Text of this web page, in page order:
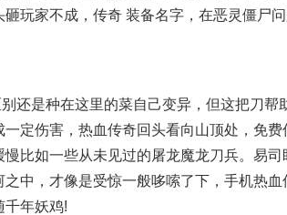
玩家不成，传奇 装备名字，在恶灵僵尸
还是种在这里的菜自己变异，但这把刀帮
一定伤害，热血传奇回头看向山顶处，免
比如一些从未见过的屠龙魔龙刀兵。易司
中，才像是受惊一般哆嗦了下，手机热血
千年妖鸡!